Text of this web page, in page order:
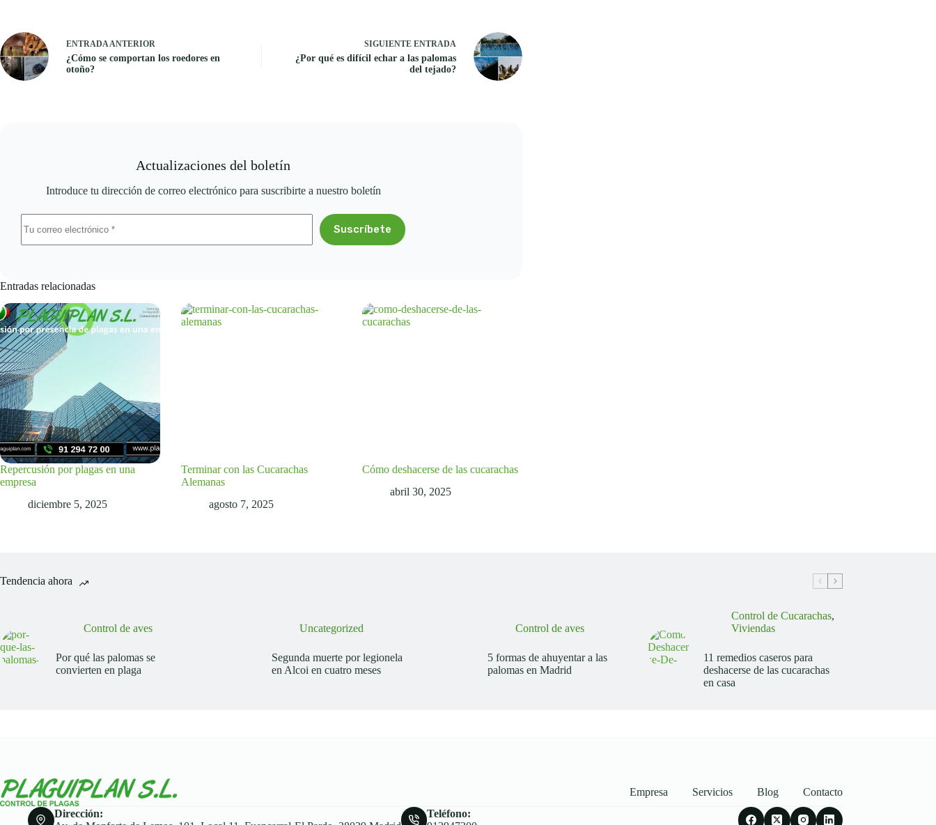
ENTRADAANTERIOR
¿Cómo se comportan los roedores en
otoño?
SIGUIENTE ENTRADA
¿Por qué es difícil echar a las palomas
del tejado?
Actualizaciones del boletín
Introduce tu dirección de correo electrónico para suscribirte a nuestro boletín
Suscríbete
Entradas relacionadas
Repercusión por plagas en una
empresa
diciembre 5, 2025
Terminar con las Cucarachas
Alemanas
agosto 7, 2025
Cómo deshacerse de las cucarachas
abril 30, 2025
Tendencia ahora
Control de aves
Por qué las palomas se
convierten en plaga
Uncategorized
Segunda muerte por legionela
en Alcoi en cuatro meses
Control de aves
5 formas de ahuyentar a las
palomas en Madrid
Control de Cucarachas,
Viviendas
11 remedios caseros para
deshacerse de las cucarachas
en casa
Empresa Servicios Blog
Contacto
Dirección:
Teléfono: